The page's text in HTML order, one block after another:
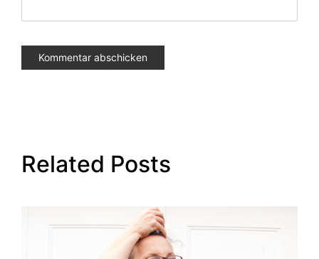
Related Posts